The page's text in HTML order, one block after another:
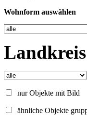
Wohnform auswählen
nur Objekte mit Bild
ähnliche Objekte